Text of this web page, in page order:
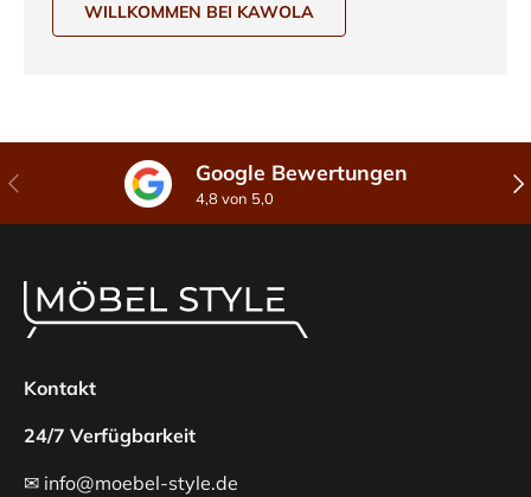
WILLKOMMEN BEI KAWOLA
Vorherige Google Bewertungen
4,8 von 5,0
Kontakt
24/7 Verfügbarkeit
✉ info@moebel-style.de